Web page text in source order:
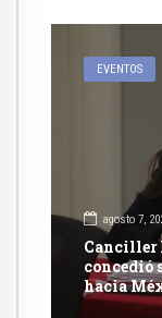
EVENTOS
agosto 7,
Canciller
concedió
hacia
con dicho